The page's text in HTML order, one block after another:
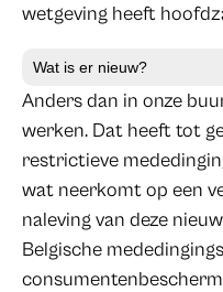
wetgeving heeft
Wat is er nieuw?
Anders dan in onze
werken. Dat heeft tot
restrictieve
wat neerkomt op een
naleving van deze
Belgische